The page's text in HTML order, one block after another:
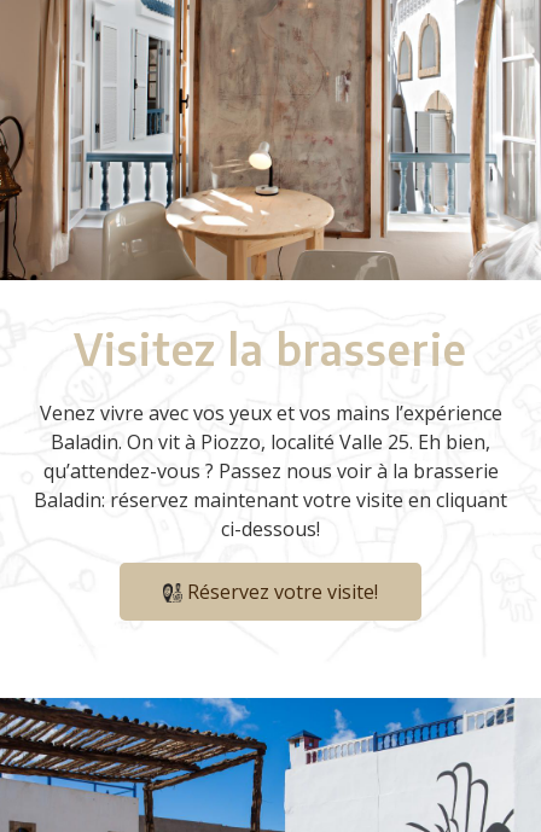
Visitez la brasserie
Venez vivre avecvos yeux et vos mains l’expérience
Baladin. On vit à Piozzo, localité Valle 25. Eh bien,
qu’attendez-vous ? Passez nous voir à la brasserie
Baladin: réservez maintenant votre visite en cliquant
ci-dessous!
Réservez votre visite!